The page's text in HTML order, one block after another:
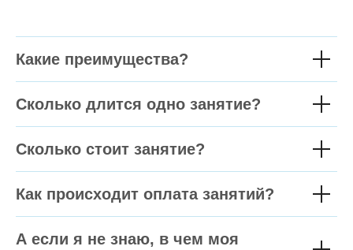
Какие преимущества?
Сколько длится одно занятие?
Сколько стоит занятие?
Как происходит оплата занятий?
А если я не знаю, в чем моя